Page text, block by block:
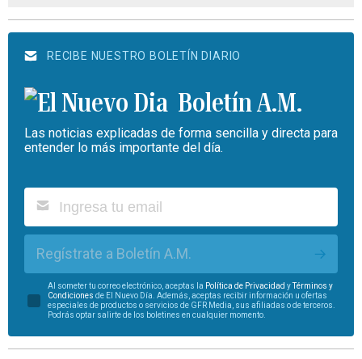
RECIBE NUESTRO BOLETÍN DIARIO
Boletín A.M.
Las noticias explicadas de forma sencilla y directa para
entender lo más importante del día.
Regístrate a Boletín A.M.
Al someter tu correo electrónico, aceptas la Política de Privacidad yTérminos y
Condiciones de El Nuevo Día. Además, aceptas recibir información u ofertas
especiales de productos o servicios de GFR Media, sus afiliadas o de terceros.
Podrás optar salirte de los boletines en cualquier momento.